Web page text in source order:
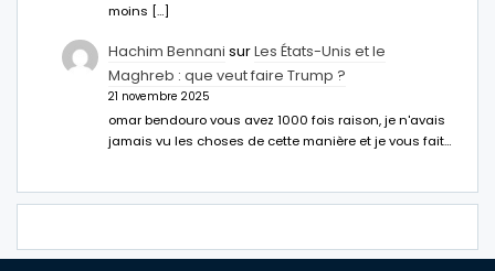
moins […]
Hachim Bennani surLes États-Unis et le
Maghreb : que veut faire Trump ?
21 novembre 2025
omar bendouro vous avez 1000 fois raison, je n'avais
jamais vu les choses de cette manière et je vous fait…